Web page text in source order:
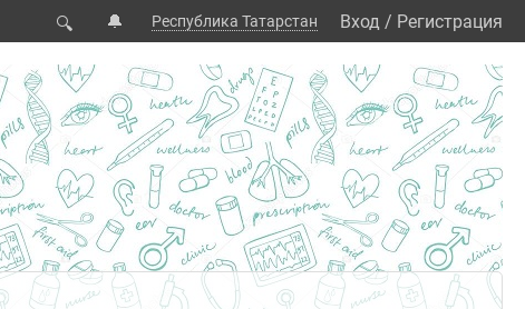
🔍 🔔 Республика Татарстан Вход / Регистрация